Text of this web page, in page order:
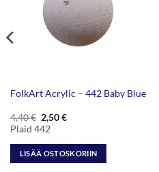
FolkArt Acrylic – 442 Baby Blue
4,40€ Alkuperäinen
hinta
oli:
4,40 €.
2,50€Nykyinen
2,50 €.
Plaid 442
LISÄÄ OSTOSKORIIN